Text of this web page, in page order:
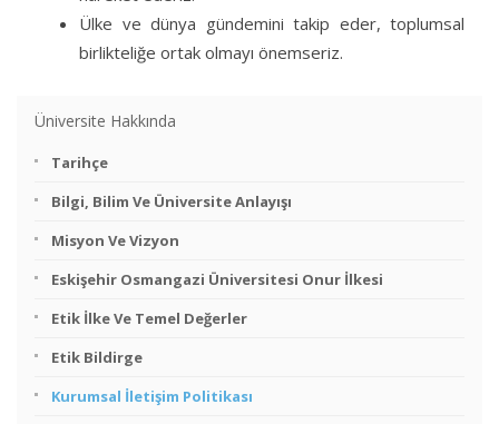
Ülke ve dünya gündemini takip eder, toplumsal
birlikteliğe ortak olmayı önemseriz.
Üniversite Hakkında
Tarihçe
Bilgi, Bilim Ve Üniversite Anlayışı
Misyon Ve Vizyon
Eskişehir Osmangazi Üniversitesi Onur İlkesi
Etik İlke Ve Temel Değerler
Etik Bildirge
Kurumsal İletişim Politikası